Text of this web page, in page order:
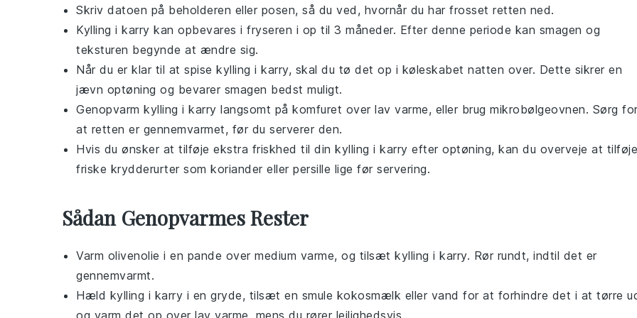
Skriv datoen på beholderen eller posen, så du ved, hvornår du har frosset retten ned.
Kylling i karry kan opbevares i fryseren i op til 3 måneder. Efter denne periode kan smagen og
teksturen begynde at ændre sig.
Når du er klar til at spise kylling i karry, skal du tø det op i køleskabet natten over. Dette sikrer en
jævn optøning og bevarer smagen bedst muligt.
Genopvarm kylling i karry langsomt på komfuret over lav varme, eller brug mikrobølgeovnen. Sørg
at retten er gennemvarmet, før du serverer den.
Hvis du ønsker at tilføje ekstra friskhed til din kylling i karry efter optøning, kan du overveje at tilføje
friske krydderurter som koriander eller persille lige før servering.
Sådan Genopvarmes Rester
Varm olivenolie i en pande over medium varme, og tilsæt kylling i karry. Rør rundt, indtil det er
gennemvarmt.
Hæld kylling i karry i en gryde, tilsæt en smule kokosmælk eller vand for at forhindre det i at tørre
og varm det op over lav varme, mens du rører lejlighedsvis.